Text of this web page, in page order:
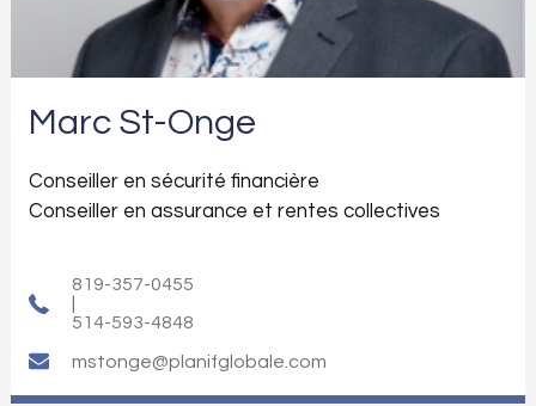
Marc St-Onge
Conseiller en sécurité financière
Conseiller en assurance et rentes collectives
819-357-0455
514-593-4848
mstonge@planifglobale.com